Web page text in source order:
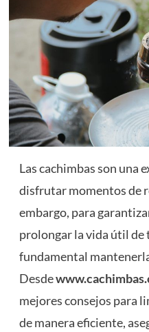
Las cachimbas son una
disfrutar momentos de
embargo, para
prolongar la vida útil de
fundamental
Desde
mejores consejos para
de manera eficiente,